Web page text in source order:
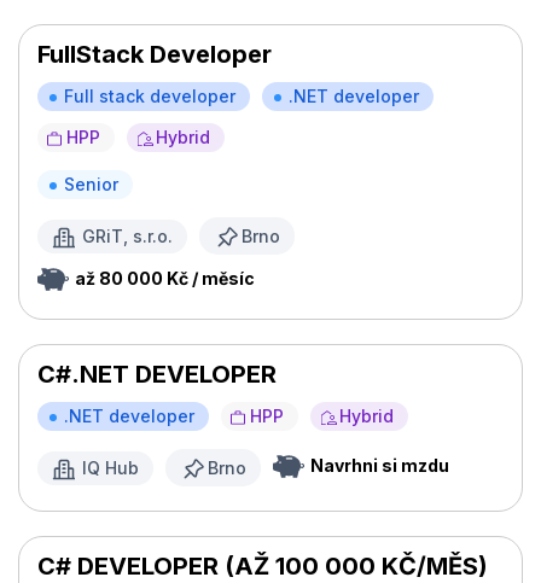
FullStack Developer
Full stack developer
.NET developer
HPP
Hybrid
Senior
GRiT, s.r.o. Brno
až 80 000 Kč / měsíc
C#.NET DEVELOPER
.NET developer HPP Hybrid
IQ Hub Brno Navrhni si mzdu
C# DEVELOPER (AŽ 100 000 KČ/MĚS)